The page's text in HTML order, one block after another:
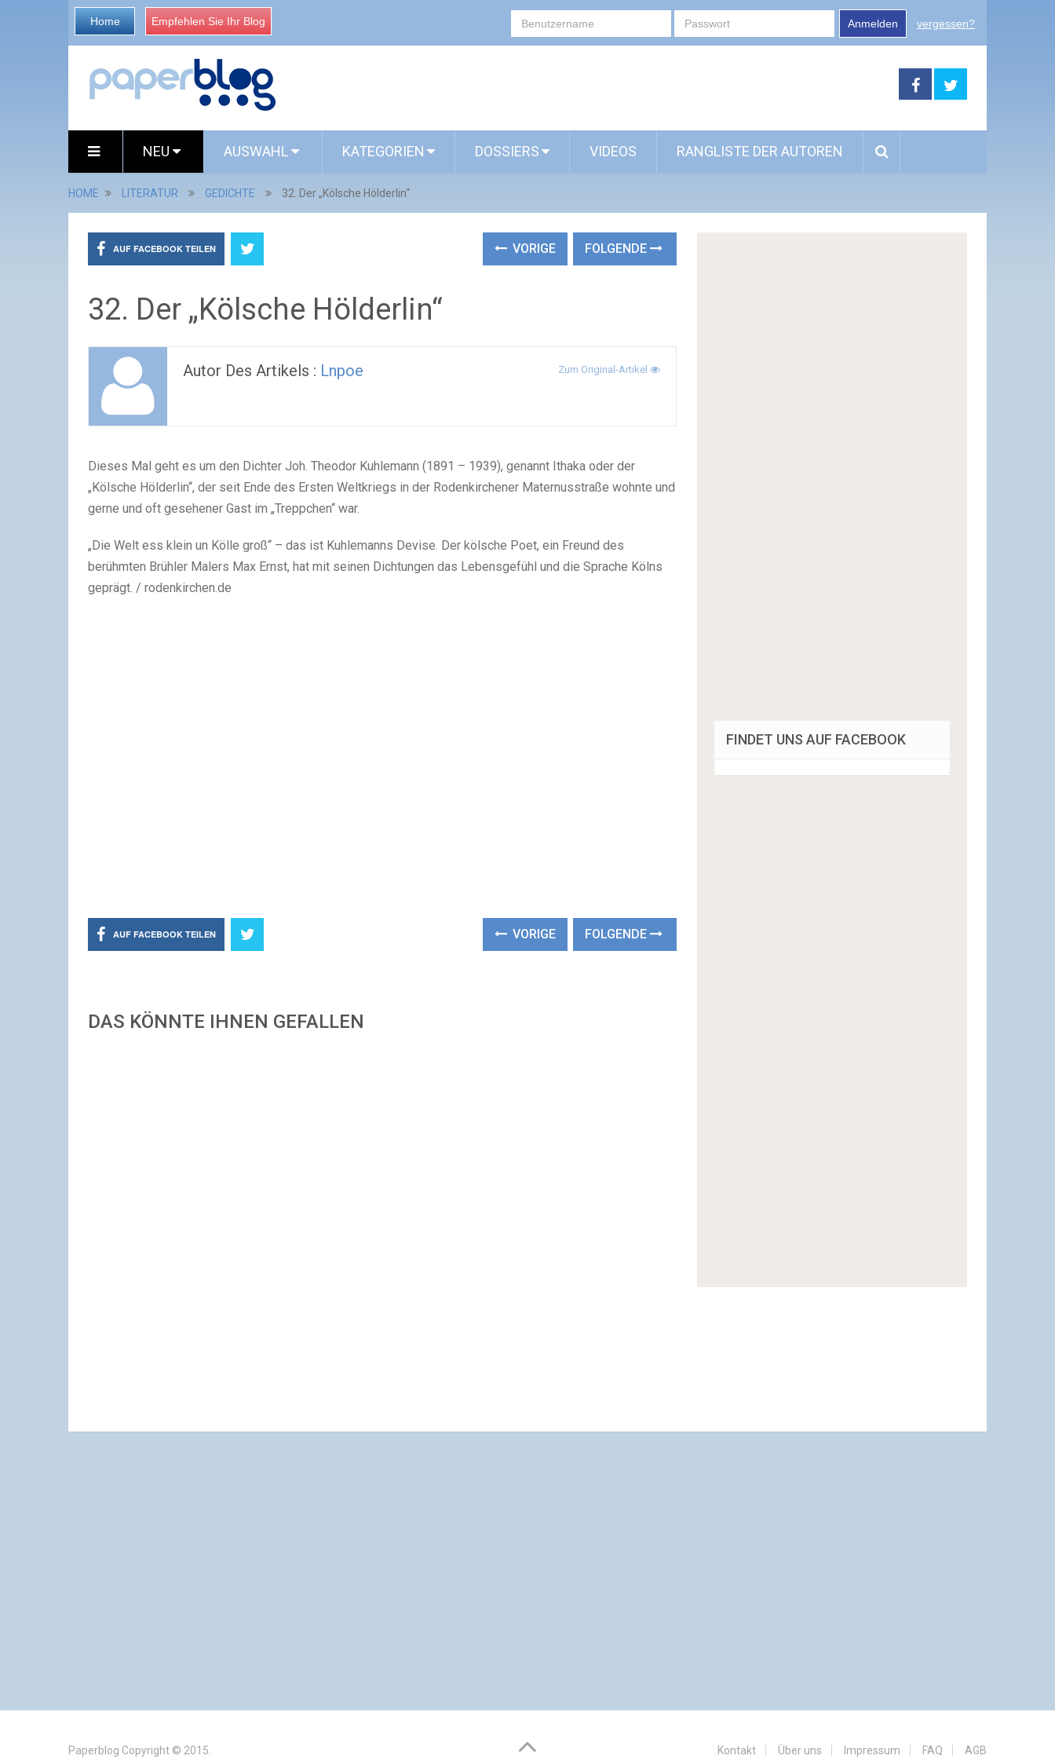
Home Empfehlen Sie Ihr Blog Anmelden vergessen?
NEU AUSWAHL KATEGORIEN DOSSIERS VIDEOS RANGLISTE DER AUTOREN
HOME LITERATUR GEDICHTE 32. Der „Kölsche Hölderlin“
AUF FACEBOOK TEILEN VORIGE FOLGENDE
32. Der „Kölsche Hölderlin“
Autor Des Artikels : Lnpoe Zum Original-Artikel
Dieses Mal geht es um den Dichter Joh. Theodor Kuhlemann (1891 – 1939), genannt Ithaka oder der
„Kölsche Hölderlin“, der seit Ende des Ersten Weltkriegs in der Rodenkirchener Maternusstraße wohnte und
gerne und oft gesehener Gast im „Treppchen“ war.
„Die Welt ess klein un Kölle groß“ – das ist Kuhlemanns Devise. Der kölsche Poet, ein Freund des
berühmten Brühler Malers Max Ernst, hat mit seinen Dichtungen das Lebensgefühl und die Sprache Kölns
geprägt. / rodenkirchen.de
AUF FACEBOOK TEILEN VORIGE FOLGENDE
DAS KÖNNTE IHNEN GEFALLEN
FINDET UNS AUF FACEBOOK
Paperblog Copyright © 2015. Kontakt Über uns Impressum FAQ AGB